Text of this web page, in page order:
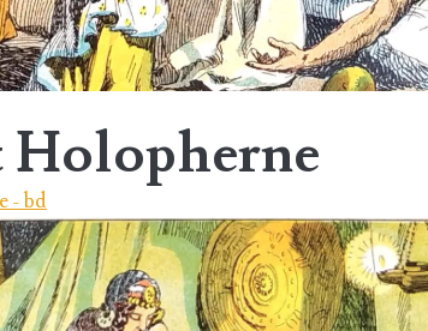
Holopherne
- bd